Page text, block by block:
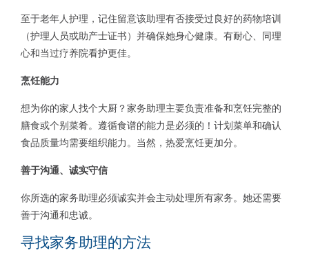
至于老年人护理，记住留意该助理有否接受过良好的药物培训
（护理人员或助产士证书）并确保她身心健康。有耐心、同理
心和当过疗养院看护更佳。
烹饪能力
想为你的家人找个大厨？家务助理主要负责准备和烹饪完整的
膳食或个别菜肴。遵循食谱的能力是必须的！计划菜单和确认
食品质量均需要组织能力。当然，热爱烹饪更加分。
善于沟通、诚实守信
你所选的家务助理必须诚实并会主动处理所有家务。她还需要
善于沟通和忠诚。
寻找家务助理的方法